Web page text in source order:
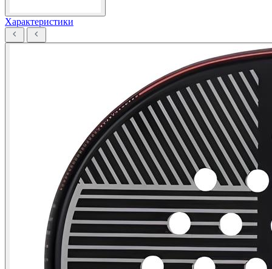
Характеристики